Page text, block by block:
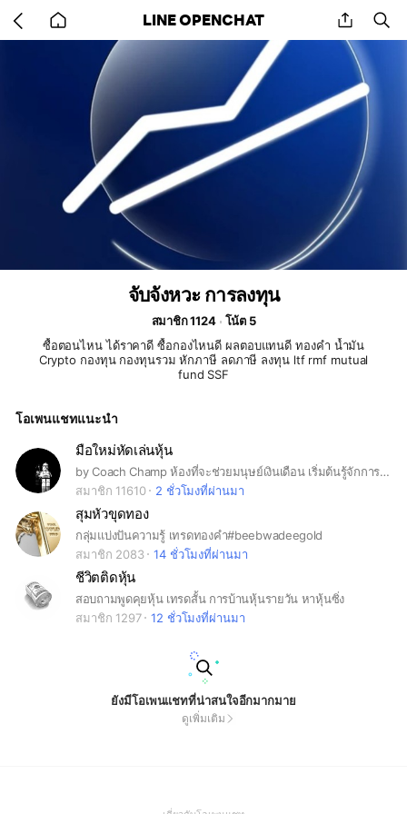
back
to
home
LINE OPENCHAT share
จับจังหวะ การลงทุน
สมาชิก 1124
โน้ต 5
ซื้อตอนไหน ได้ราคาดี ซื้อกองไหนดี ผลตอบแทนดี ทองคำ น้ำมัน
Crypto กองทุน กองทุนรวม หักภาษี ลดภาษี ลงทุน ltf rmf mutual
fund SSF
โอเพนแชทแนะนำ
มือใหม่หัดเล่นหุ้น
by Coach Champ ห้องที่จะช่วยมนุษย์เงินเดือน เริ่มต้นรู้จักการลงทุนหุ้นแบบง่ายๆครับ
สมาชิก 11610
2 ชั่วโมงที่ผ่านมา
สุมหัวขุดทอง
กลุ่มแบ่งปันความรู้ เทรดทองคำ#beebwadeegold
สมาชิก 2083
14 ชั่วโมงที่ผ่านมา
ชีวิตติดหุ้น
สอบถามพูดคุยหุ้น เทรดสั้น การบ้านหุ้นรายวัน หาหุ้นซิ่ง
สมาชิก 1297
12 ชั่วโมงที่ผ่านมา
ยังมีโอเพนแชทที่น่าสนใจอีกมากมาย
ดูเพิ่มเติม